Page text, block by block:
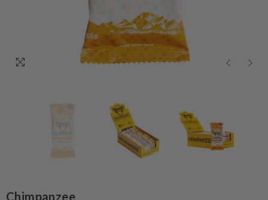
Chimpanzee